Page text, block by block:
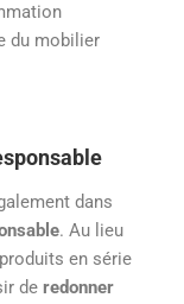
du mobilier
dans
. Au lieu
en série
de redonner